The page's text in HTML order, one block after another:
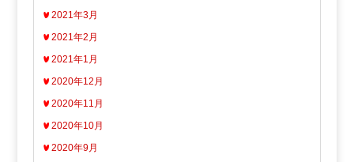
2021年3月
2021年2月
2021年1月
2020年12月
2020年11月
2020年10月
2020年9月